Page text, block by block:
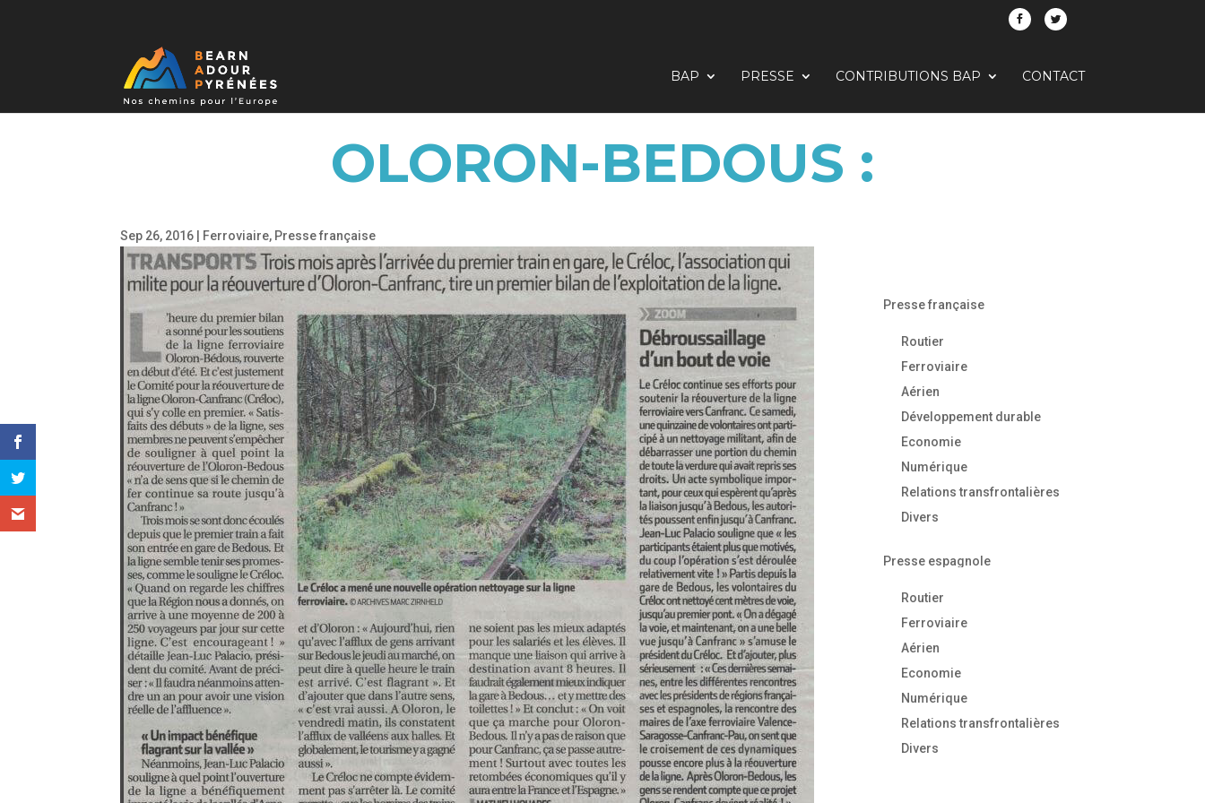
BAP PRESSE CONTRIBUTIONS BAP CONTACT
OLORON-BEDOUS :
Sep 26, 2016 Ferroviaire, Presse française
Presse française
Routier
Ferroviaire
Aérien
Développement durable
Economie
Numérique
Relations transfrontalières
Divers
Presse espagnole
Routier
Ferroviaire
Aérien
Economie
Numérique
Relations transfrontalières
Divers